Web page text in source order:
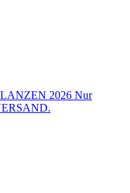
2026 Nur